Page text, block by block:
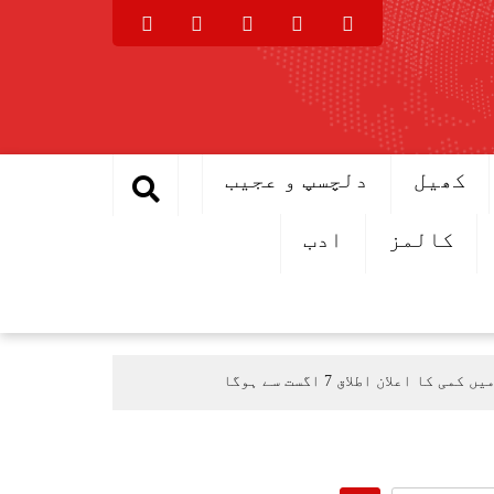
کھیل دلچسپ و عجیب
کالمز ادب
اطلاق 7 اگست سے ہوگا